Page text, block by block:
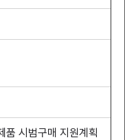
시범구매 지원계획